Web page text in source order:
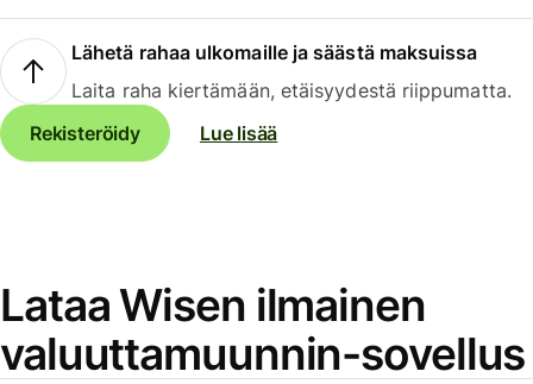
Lähetä rahaa ulkomaille ja säästä maksuissa
Laita raha kiertämään, etäisyydestä riippumatta.
Rekisteröidy
Lue lisää
Lataa Wisen ilmainen
valuuttamuunnin-sovellus